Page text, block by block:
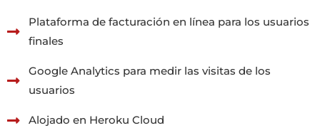
Plataforma de facturación en línea para los usuarios
finales
Google Analytics para medir las visitas de los
usuarios
Alojado en Heroku Cloud